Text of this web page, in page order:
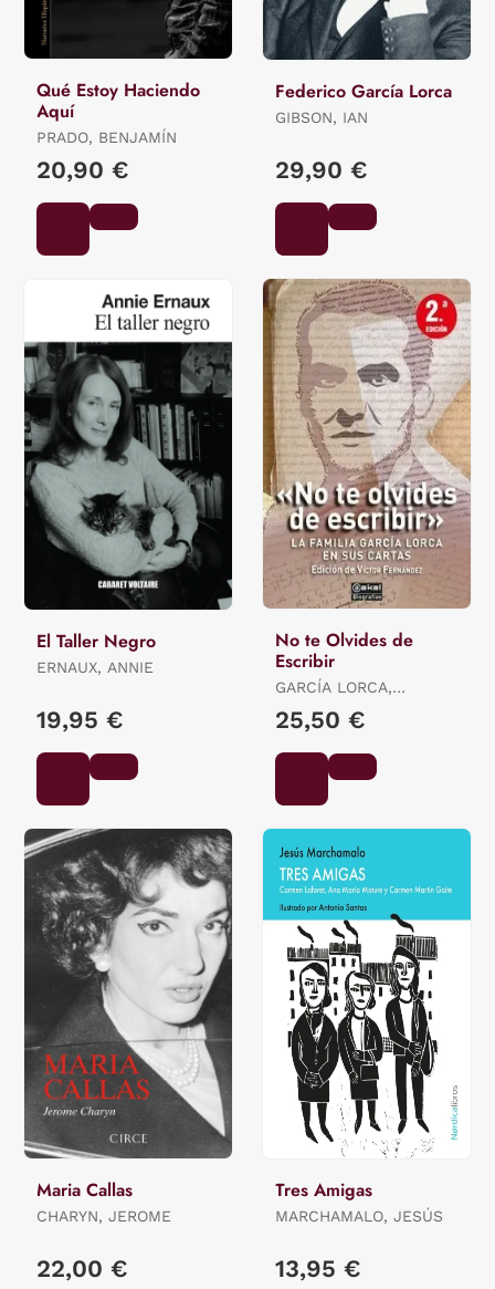
Qué Estoy Haciendo
Aquí
PRADO, BENJAMÍN
20,90 €
Federico García Lorca
GIBSON, IAN
29,90 €
El Taller Negro
ERNAUX, ANNIE
19,95 €
No te Olvides de
Escribir
GARCÍA LORCA,
FEDERICO
25,50 €
Maria Callas
CHARYN, JEROME
22,00 €
Tres Amigas
MARCHAMALO, JESÚS
13,95 €